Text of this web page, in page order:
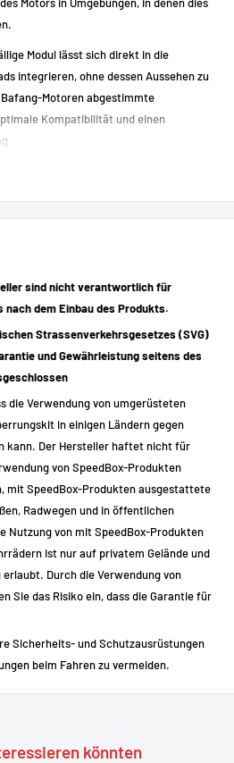
Motors in Umgebungen, in denen dies
Modul lässt sich direkt in die
integrieren, ohne dessen Aussehen zu
Motoren abgestimmte
Kompatibilität und einen
ist die ideale Lösung für Nutzer, die
, diemit einem 3-poligen Stecker
auf 25 km/h
der elektrischen Anlage
am Fahrrad
entwickelt
1.0
sind nicht verantwortlich für
nach dem Einbau des Produkts.
Strassenverkehrsgesetzes (SVG)
und Gewährleistung seitens des
die Verwendung von umgerüsteten
in einigen Ländern gegen
kann. Der Hersteller haftet nicht für
von SpeedBox-Produkten
mit SpeedBox-Produkten ausgestattete
Radwegen und in öffentlichen
Nutzung von mit SpeedBox-Produkten
ist nur auf privatem Gelände und
Durch die Verwendung von
Sie das Risiko ein, dass die Garantie für
Sicherheits- und Schutzausrüstungen
beim Fahren zu vermeiden.
könnten